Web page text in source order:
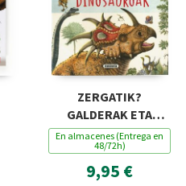
ZERGATIK?
GALDERAK ETA
ERANTZUNAK
DINOSAUROAK
En almacenes (Entrega en
48/72h)
9,95 €